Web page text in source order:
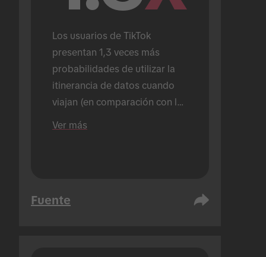
Los usuarios de TikTok
presentan 1,3 veces más
probabilidades de utilizar la
itinerancia de datos cuando
viajan (en comparación con los
usuarios que no utilizan
Ver más
Fuente